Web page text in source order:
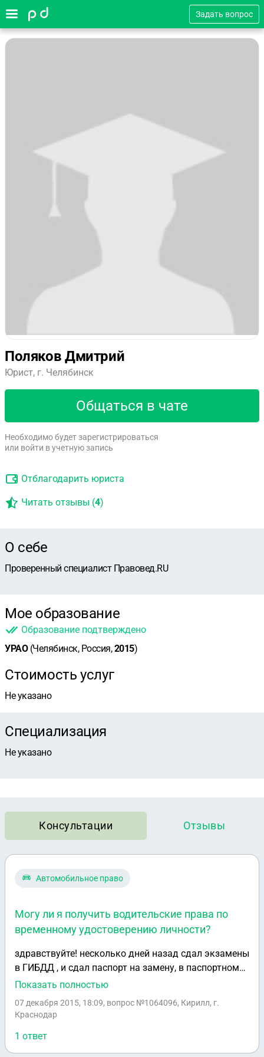
Задать вопрос
Поляков Дмитрий
Юрист, г. Челябинск
Общаться в чате
Необходимо будет зарегистрироваться
или войти в учетную запись
Отблагодарить юриста
Читать отзывы (4)
О себе
Проверенный специалист Правовед.RU
Мое образование
Образование подтверждено
УРАО(Челябинск, Россия,2015)
Стоимость услуг
Не указано
Специализация
Не указано
Консультации Отзывы
Автомобильное право
Могу ли я получить водительские права по
временному удостоверению личности?
здравствуйте! несколько дней назад сдал экзамены
в ГИБДД , и сдал паспорт на замену, в паспортном
сказали, что новый паспорт будет готов в течении 2-
удостоверение личности с фото, печатями, местом
получить водительское удостоверение? Является ли
оно документом, заменяющим на это время
Показать полностью
07 декабря 2015, 18:09, вопрос №1064096, Кирилл, г.
Краснодар
1 ответ